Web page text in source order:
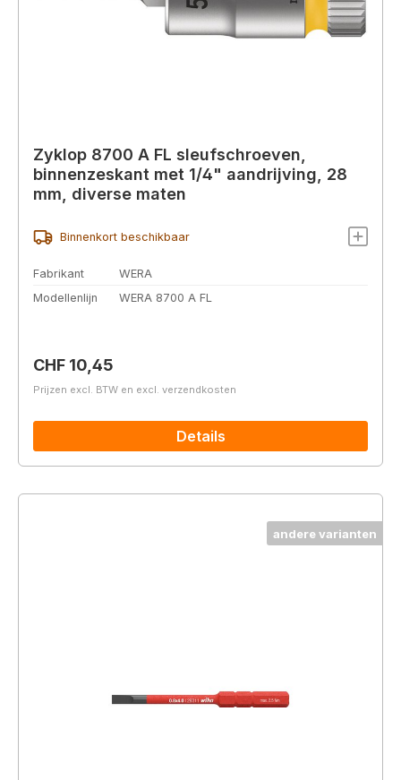
Zyklop 8700 A FL sleufschroeven,
binnenzeskant met 1/4" aandrijving, 28
mm, diverse maten
Binnenkort beschikbaar
Fabrikant
WERA
Modellenlijn
WERA 8700 A FL
Normale prijs:
CHF 10,45
Prijzen excl. BTW en excl. verzendkosten
Details
andere varianten